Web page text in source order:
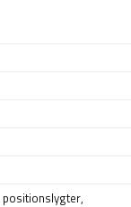
positionslygter,